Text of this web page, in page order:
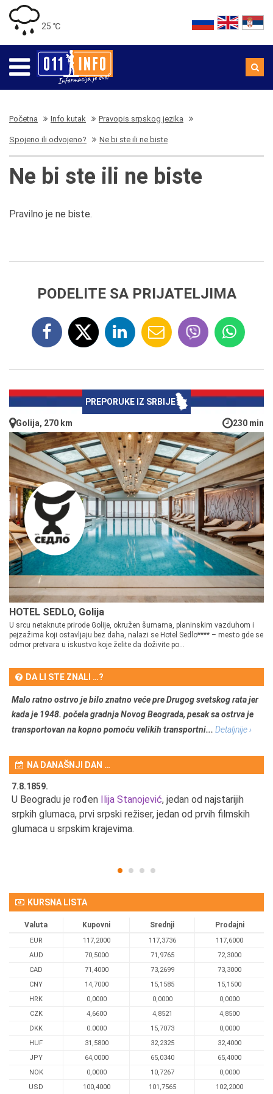
25 ℃
Početna Info kutak Pravopis srpskog jezika
Spojeno ili odvojeno? Ne bi ste ili ne biste
Ne bi ste ili ne biste
Pravilno je ne biste.
PODELITE SA PRIJATELJIMA
PREPORUKE IZ SRBIJE
Golija, 270 km 230 min
HOTEL SEDLO, Golija
U srcu netaknute prirode Golije, okružen šumama, planinskim vazduhom i
pejzažima koji ostavljaju bez daha, nalazi se Hotel Sedlo**** – mesto gde se
odmor pretvara u iskustvo koje želite da doživite po...
DA LI STE ZNALI …?
Malo ratno ostrvo je bilo znatno veće pre Drugog svetskog rata jer
kada je 1948. počela gradnja Novog Beograda, pesak sa ostrva je
transportovan na kopno pomoću velikih transportni... Detaljnije ›
NA DANAŠNJI DAN …
7.8.1859.
U Beogradu je rođen Ilija Stanojević, jedan od najstarijih
srpkih glumaca, prvi srpski režiser, jedan od prvih filmskih
glumaca u srpskim krajevima.
KURSNA LISTA
Valuta Kupovni Srednji Prodajni
EUR 117,2000 117,3736
117,6000
AUD
70,5000 71,9765
72,3000
CAD
71,4000 73,2699
73,3000
CNY
14,7000 15,1585
15,1500
HRK
0,0000 0,0000
0,0000
CZK
4,6600 4,8521
4,8500
DKK
0.0000 15,7073
0,0000
HUF
31,5800 32,2325
32,4000
JPY
64,0000 65,0340
65,4000
NOK
0,0000 10,7267
0,0000
USD
100,4000 101,7565 102,2000